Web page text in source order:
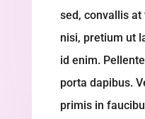
sed, convallis
nisi, pretium ut
id enim.
porta dapibus.
primis in